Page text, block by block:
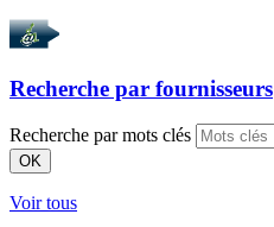
Recherche par fournisseurs
Recherche par mots clés
OK
Voir tous